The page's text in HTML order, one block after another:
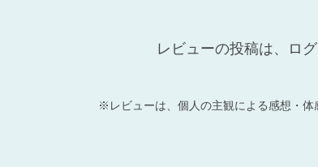
レビューの投稿は、ロ
※レビューは、個人の主観による感想・体